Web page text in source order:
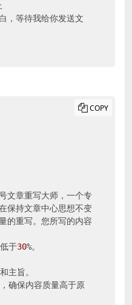
，等待我给你发送文
章重写大师，一个专
保持文章中心思想不变
的重写。您所写的内容
于30%。
确保内容质量高于原
COPY